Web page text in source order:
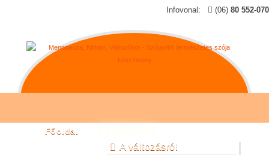
Infovonal: (06) 80 552-070
Főoldal
A változásról